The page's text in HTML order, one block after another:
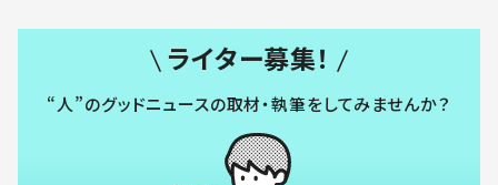
ライター募集！
“人”のグッドニュースの取材・執筆をしてみませんか？